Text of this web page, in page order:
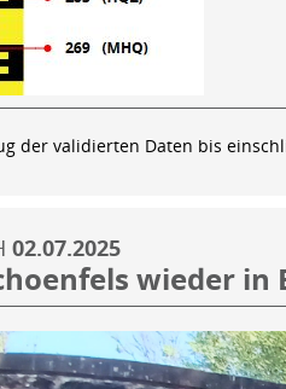
der validierten Daten bis
02.07.2025
wieder in